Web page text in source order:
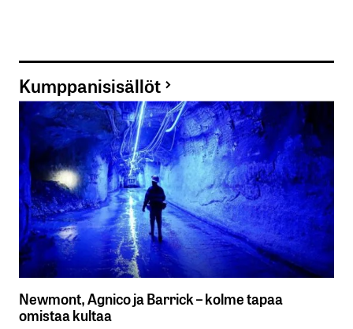
Kumppanisisällöt
Newmont, Agnico ja Barrick – kolme tapaa
omistaa kultaa